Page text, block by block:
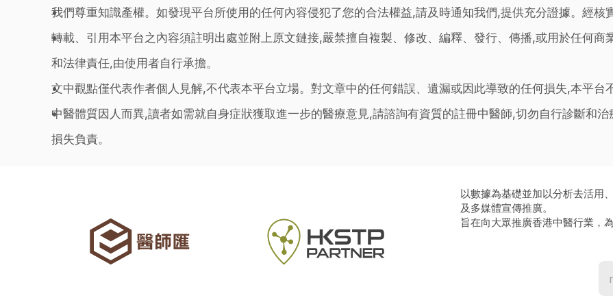
我們尊重知識產權。如發現平台所使用的任何內容侵犯了您的合法權益,請及時通知我們,提供充分證據。經核
轉載、引用本平台之內容須註明出處並附上原文鏈接,嚴禁擅自複製、修改、編釋、發行、傳播,或用於任何
和法律責任,由使用者自行承擔。
文中觀點僅代表作者個人見解,不代表本平台立場。對文章中的任何錯誤、遺漏或因此導致的任何損失,本平台
中醫體質因人而異,讀者如需就自身症狀獲取進一步的醫療意見,請諮詢有資質的註冊中醫師,切勿自行診斷和
損失負責。
以數據為基礎並加以分析去活用
及多媒體宣傳推廣。
旨在向大眾推廣香港中醫行業，